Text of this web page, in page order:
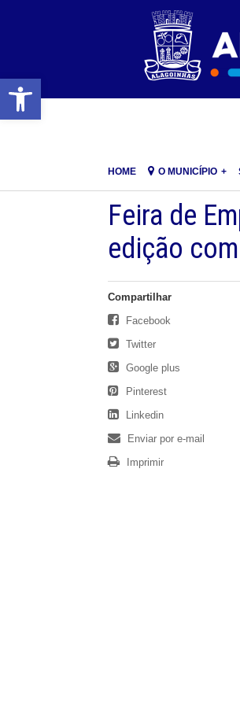
Barra de Ferramentas Aberta
HOME O MUNICÍPIO
Feira de
edição
Compartilhar
Facebook
Twitter
Google plus
Pinterest
Linkedin
Enviar por e-mail
Imprimir